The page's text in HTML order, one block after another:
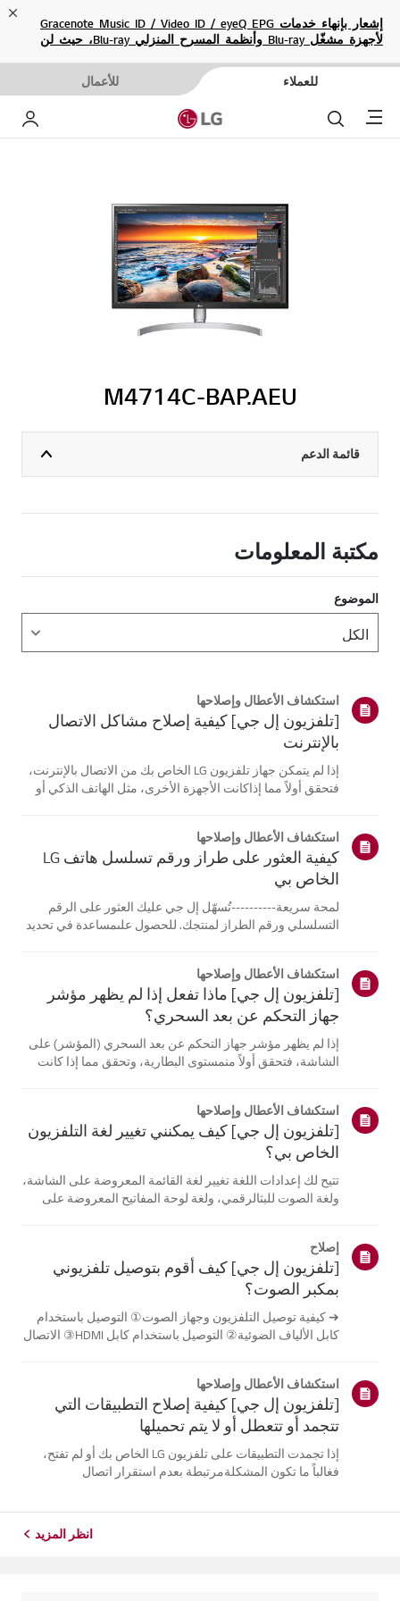
إشعار بإنهاء خدمات Gracenote Music ID / Video ID / eyeQ EPG
لأجهزة مشغّل Blu-ray وأنظمة المسرح المنزلي Blu-ray، حيث لن
للعملاء للأعمال
Menu بحث
M4714C-BAP.AEU
قائمة الدعم
مكتبة المعلومات
الموضوع
استكشاف الأعطال وإصلاحها
[تلفزيون إل جي] كيفية إصلاح مشاكل الاتصال
بالإنترنت
إذا لم يتمكن جهاز تلفزيون LG الخاص بك من الاتصال بالإنترنت،
فتحقق أولاً مما إذاكانت الأجهزة الأخرى، مثل الهاتف الذكي أو
تكمن في جها...
استكشاف الأعطال وإصلاحها
كيفية العثور على طراز ورقم تسلسل هاتف LG
الخاص بي
لمحة سريعة----------تُسهّل إل جي عليك العثور على الرقم
التسلسلي ورقم الطراز لمنتجك. للحصول علىمساعدة في تحديد
تختلف الصور أو ا...
استكشاف الأعطال وإصلاحها
[تلفزيون إل جي] ماذا تفعل إذا لم يظهر مؤشر
جهاز التحكم عن بعد السحري؟
إذا لم يظهر مؤشر جهاز التحكم عن بعد السحري (المؤشر) على
الشاشة، فتحقق أولاً منمستوى البطارية، وتحقق مما إذا كانت
التلفزيون. أعد تسج...
استكشاف الأعطال وإصلاحها
[تلفزيون إل جي] كيف يمكنني تغيير لغة التلفزيون
الخاص بي؟
تتيح لك إعدادات اللغة تغيير لغة القائمة المعروضة على الشاشة،
ولغة الصوت للبثالرقمي، ولغة لوحة المفاتيح المعروضة على
نظام التشغيل web...
إصلاح
[تلفزيون إل جي] كيف أقوم بتوصيل تلفزيوني
بمكبر الصوت؟
➔ كيفية توصيل التلفزيون وجهاز الصوت① التوصيل باستخدام
كابل الألياف الضوئية② التوصيل باستخدام كابل HDMI③ الاتصال
باستخدام كابل ا...
استكشاف الأعطال وإصلاحها
[تلفزيون إل جي] كيفية إصلاح التطبيقات التي
تتجمد أو تتعطل أو لا يتم تحميلها
إذا تجمدت التطبيقات على تلفزيون LG الخاص بك أو لم تفتح،
فغالباً ما تكون المشكلةمرتبطة بعدم استقرار اتصال
انظر المزيد